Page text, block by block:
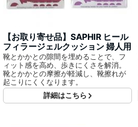
【お取り寄せ品】SAPHIR ヒール
フィラージェルクッション 婦人用
靴とかかとの隙間を埋めることで、フ
ィット感を高め、歩きにくさを解消。
靴とかかとの摩擦が軽減し、靴擦れが
起こりにくくなります。
詳細はこちら